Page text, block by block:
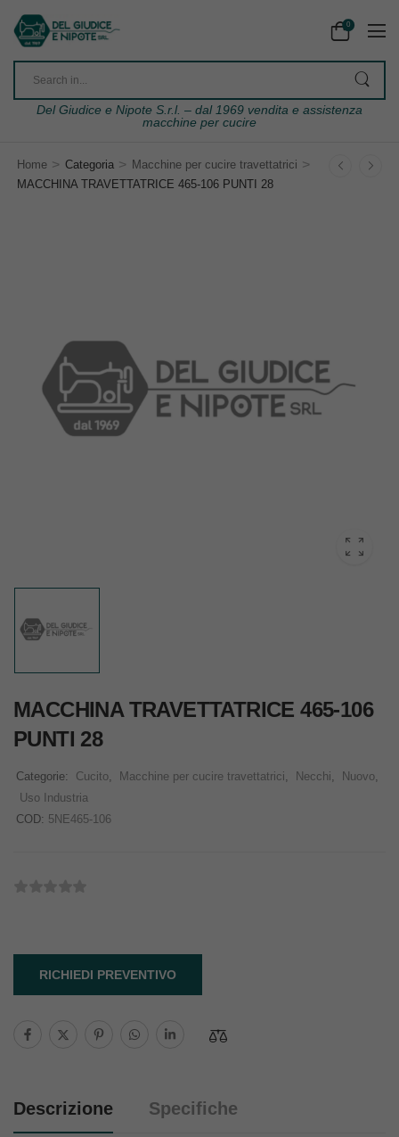
0
Del Giudice e Nipote S.r.l. – dal 1969 vendita e assistenza
macchine per cucire
Home > Categoria > Macchine per cucire travettatrici >
MACCHINA TRAVETTATRICE 465-106 PUNTI 28
MACCHINA TRAVETTATRICE 465-106
PUNTI 28
Categorie: Cucito, Macchine per cucire travettatrici, Necchi, Nuovo,
Uso Industria
COD: 5NE465-106
RICHIEDI PREVENTIVO
Descrizione Specifiche